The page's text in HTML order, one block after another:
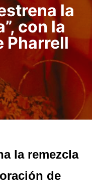
la
con la
Pharrell
la remezcla
de